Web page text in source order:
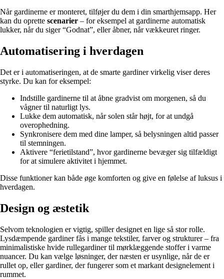
Når gardinerne er monteret, tilføjer du dem i din smarthjemsapp. Her
kan du oprette scenarier – for eksempel at gardinerne automatisk
lukker, når du siger “Godnat”, eller åbner, når vækkeuret ringer.
Automatisering i hverdagen
Det er i automatiseringen, at de smarte gardiner virkelig viser deres
styrke. Du kan for eksempel:
Indstille gardinerne til at åbne gradvist om morgenen, så du
vågner til naturligt lys.
Lukke dem automatisk, når solen står højt, for at undgå
overophedning.
Synkronisere dem med dine lamper, så belysningen altid passer
til stemningen.
Aktivere “ferietilstand”, hvor gardinerne bevæger sig tilfældigt
for at simulere aktivitet i hjemmet.
Disse funktioner kan både øge komforten og give en følelse af luksus i
hverdagen.
Design og æstetik
Selvom teknologien er vigtig, spiller designet en lige så stor rolle.
Lysdæmpende gardiner fås i mange tekstiler, farver og strukturer – fra
minimalistiske hvide rullegardiner til mørklæggende stoffer i varme
nuancer. Du kan vælge løsninger, der næsten er usynlige, når de er
rullet op, eller gardiner, der fungerer som et markant designelement i
rummet.